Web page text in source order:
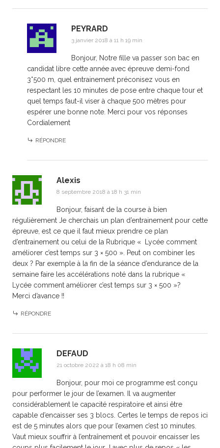
PEYRARD
3 janvier 2018 à 11 h 19 min
Bonjour, Notre fille va passer son bac en
candidat libre cette année avec épreuve demi-fond
3*500 m, quel entrainement préconisez vous en
respectant les 10 minutes de pose entre chaque tour et
quel temps faut-il viser à chaque 500 mètres pour
espérer une bonne note. Merci pour vos réponses
Cordialement
RÉPONDRE
Alexis
8 septembre 2018 à 18 h 31 min
Bonjour, faisant de la course à bien
régulièrement Je cherchais un plan d’entrainement pour cette
épreuve, est ce que il faut mieux prendre ce plan
d’entrainement ou celui de la Rubrique « Lycée comment
améliorer c’est temps sur 3 × 500 ». Peut on combiner les
deux ? Par exemple à la fin de la séance d’endurance de la
semaine faire les accélérations noté dans la rubrique «
Lycée comment améliorer c’est temps sur 3 × 500 »?
Merci d’avance !!
RÉPONDRE
DEFAUD
21 octobre 2022 à 18 h 08 min
Bonjour, pour moi ce programme est conçu
pour performer le jour de l’examen. Il va augmenter
considérablement le capacité respiratoire et ainsi être
capable d’encaisser ses 3 blocs. Certes le temps de repos ici
est de 5 minutes alors que pour l’examen c’est 10 minutes.
Vaut mieux souffrir à l’entraînement et pouvoir encaisser les